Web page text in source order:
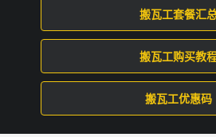
搬瓦工套餐汇
搬瓦工购买教
搬瓦工优惠码